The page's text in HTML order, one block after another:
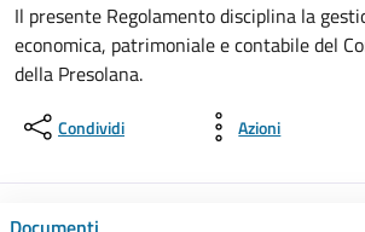
Il presente Regolamento disciplina la
economica, patrimoniale e contabile del
della Presolana.
Condividi Azioni